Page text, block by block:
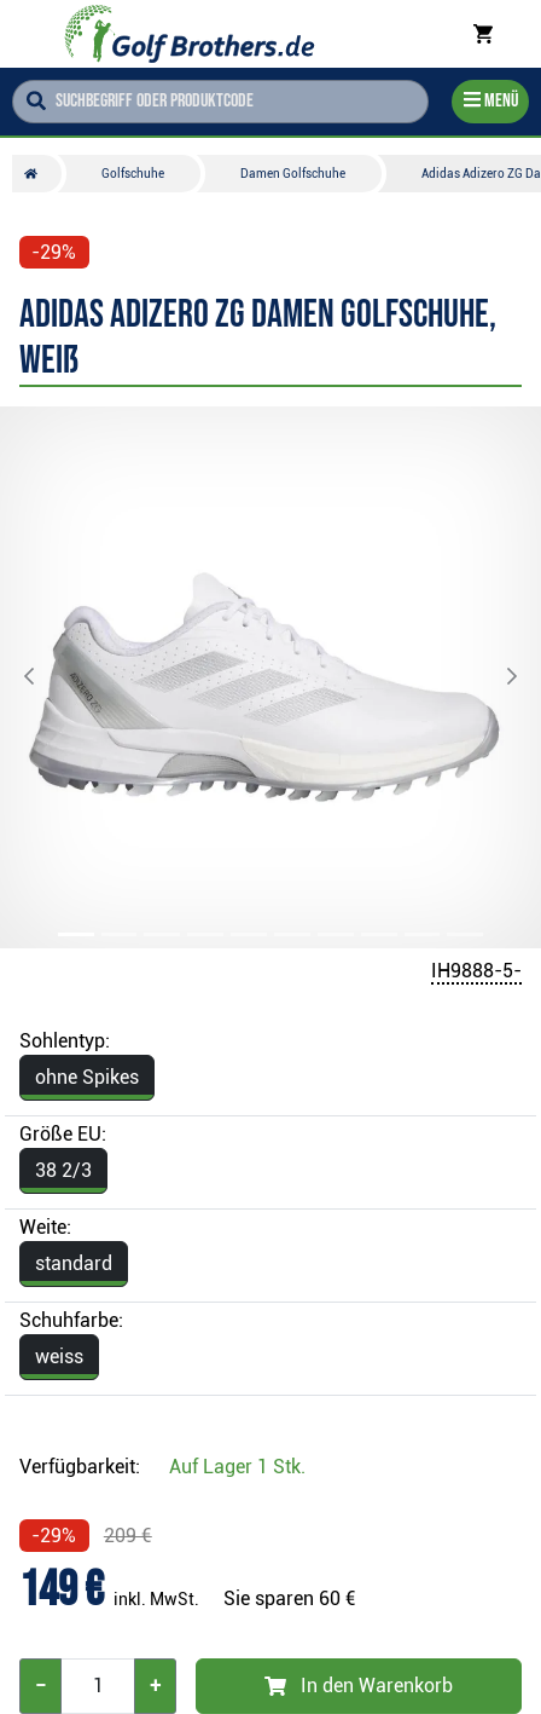
Menü
Golfschuhe Damen Golfschuhe Adidas Adizero ZG
-29%
Adidas Adizero ZG Damen Golfschuhe,
weiß
IH9888-5-
Sohlentyp:
ohne Spikes
Größe EU:
38 2/3
Weite:
standard
Schuhfarbe:
weiss
Verfügbarkeit: Auf Lager 1 Stk.
-29% 209 €
149 € inkl. MwSt. Sie sparen 60 €
− + In den Warenkorb